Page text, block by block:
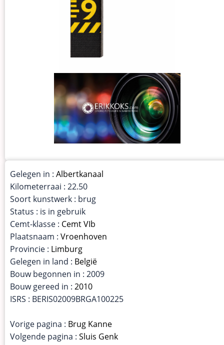
Gelegen in : Albertkanaal
Kilometerraai : 22.50
Soort kunstwerk : brug
Status : is in gebruik
Cemt-klasse : Cemt VIb
Plaatsnaam : Vroenhoven
Provincie : Limburg
Gelegen in land : België
Bouw begonnen in : 2009
Bouw gereed in : 2010
ISRS : BERIS02009BRGA100225
Vorige pagina : Brug Kanne
Volgende pagina : Sluis Genk